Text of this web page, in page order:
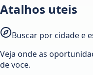
Atalhos uteis
Buscar por cidade e
Veja onde as
de voce.